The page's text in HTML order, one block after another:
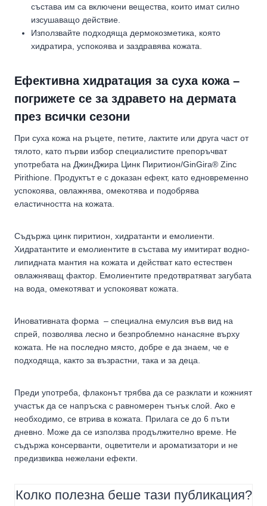
състава им са включени вещества, които имат силно
изсушаващо действие.
Използвайте подходяща дермокозметика, която
хидратира, успокоява и заздравява кожата.
Ефективна хидратация за суха кожа –
погрижете се за здравето на дермата
през всички сезони
При суха кожа на ръцете, петите, лактите или друга част от
тялото, като първи избор специалистите препоръчват
употребата на ДжинДжира Цинк Пиритион/GinGira® Zinc
Pirithione. Продуктът е с доказан ефект, като едновременно
успокоява, овлажнява, омекотява и подобрява
еластичността на кожата.
Съдържа цинк пиритион, хидратанти и емолиенти.
Хидратантите и емолиентите в състава му имитират водно-
липидната мантия на кожата и действат като естествен
овлажняващ фактор. Емолиентите предотвратяват загубата
на вода, омекотяват и успокояват кожата.
Иновативната форма – специална емулсия във вид на
спрей, позволява лесно и безпроблемно нанасяне върху
кожата. Не на последно място, добре е да знаем, че е
подходяща, както за възрастни, така и за деца.
Преди употреба, флаконът трябва да се разклати и кожният
участък да се напръска с равномерен тънък слой. Ако е
необходимо, се втрива в кожата. Прилага се до 6 пъти
дневно. Може да се използва продължително време. Не
съдържа консерванти, оцветители и ароматизатори и не
предизвиква нежелани ефекти.
Колко полезна беше тази публикация?